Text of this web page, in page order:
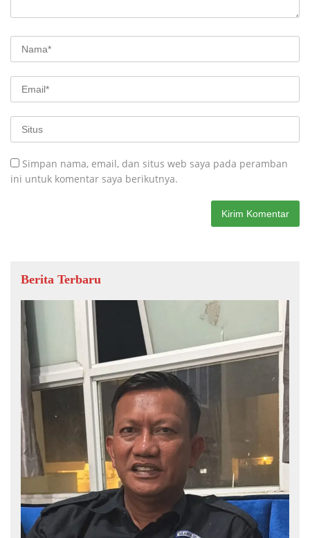
Simpan nama, email, dan situs web saya pada peramban
ini untuk komentar saya berikutnya.
Berita Terbaru